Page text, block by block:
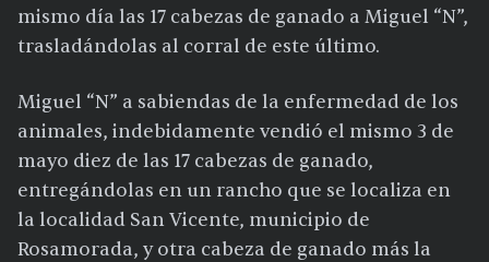
mismo día las 17 cabezas de ganado a Miguel “N”,
trasladándolas al corral de este último.
Miguel “N” a sabiendas de la enfermedad de los
animales, indebidamente vendió el mismo 3 de
mayo diez de las 17 cabezas de ganado,
entregándolas en un rancho que se localiza en
la localidad San Vicente, municipio de
Rosamorada, y otra cabeza de ganado más la